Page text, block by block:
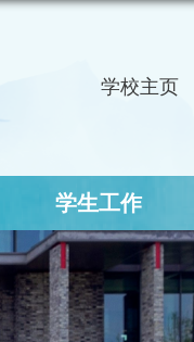
学校主页
学生工作